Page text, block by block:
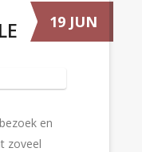
19 JUN
en
zoveel